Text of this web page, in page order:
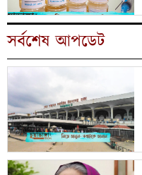
সর্বশেষ আপডেট